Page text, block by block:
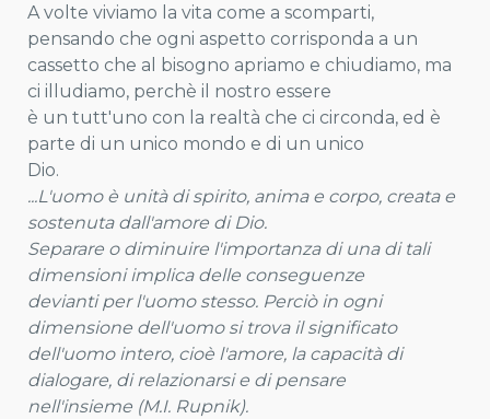
A volte viviamo la vita come a scomparti,
pensando che ogni aspetto corrisponda a un
cassetto che al bisogno apriamo e chiudiamo, ma
ci illudiamo, perchè il nostro essere
è un tutt'uno con la realtà che ci circonda, ed è
parte di un unico mondo e di un unico
Dio.
...L'uomo è unità di spirito, anima e corpo, creata e
sostenuta dall'amore di Dio.
Separare o diminuire l'importanza di una di tali
dimensioni implica delle conseguenze
devianti per l'uomo stesso. Perciò in ogni
dimensione dell'uomo si trova il significato
dell'uomo intero, cioè l'amore, la capacità di
dialogare, di relazionarsi e di pensare
nell'insieme (M.I. Rupnik).